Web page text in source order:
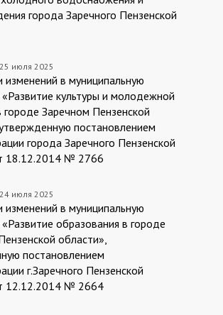
города Заречного Пензенской
25 июля 2025
изменений в муниципальную
культуры и молодежной
городе Заречном Пензенской
постановлением
города Заречного Пензенской
18.12.2014 № 2766
24 июля 2025
изменений в муниципальную
образования в городе
области»,
постановлением
г.Заречного Пензенской
12.12.2014 № 2664